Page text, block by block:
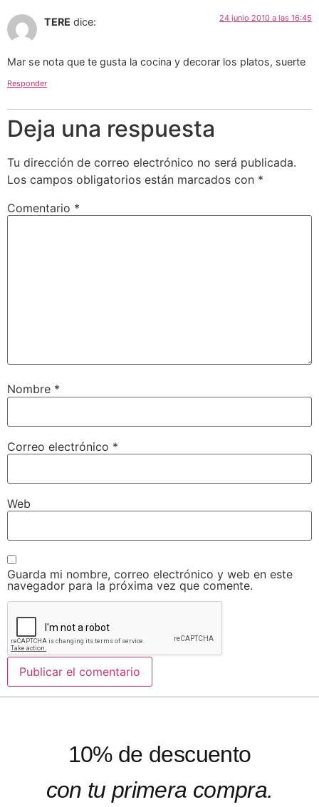
TERE dice: 24 junio 2010 a las 16:45
Mar se nota que te gusta la cocina y decorar los platos, suerte
Responder
Deja una respuesta
Tu dirección de correo electrónico no será publicada.
Los campos obligatorios están marcados con *
Comentario *
Nombre *
Correo electrónico *
Web
Guarda mi nombre, correo electrónico y web en este
navegador para la próxima vez que comente.
10% de descuento
con tu primera compra.